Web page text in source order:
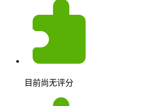
目前尚无评分